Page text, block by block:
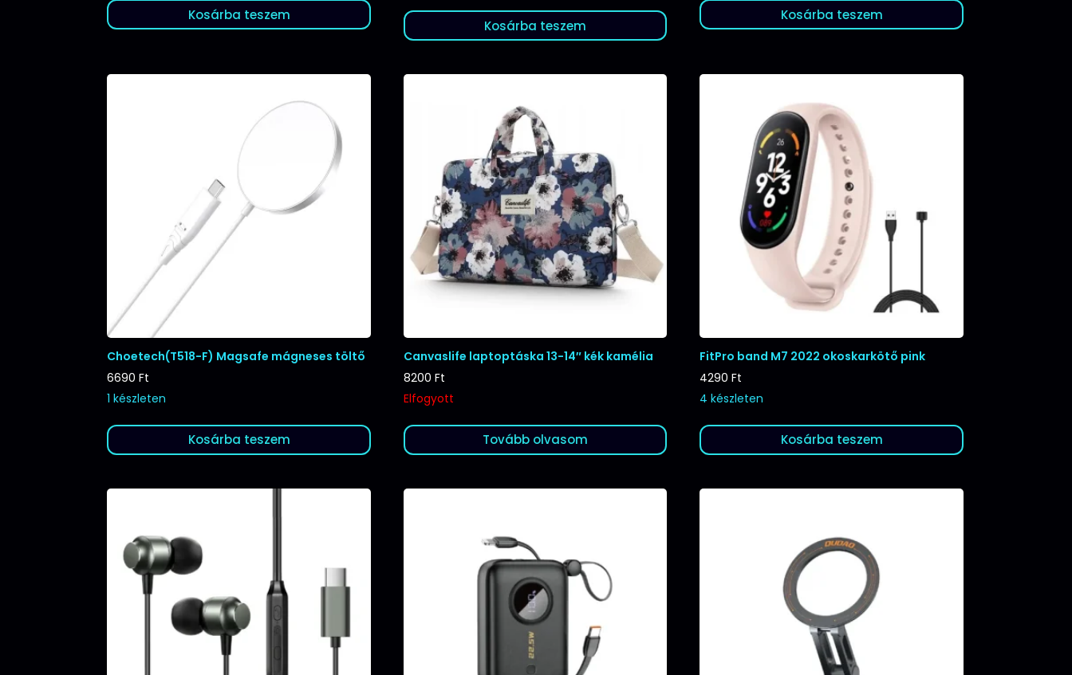
Kosárba teszem
Kosárba teszem
Kosárba teszem
Choetech(T518-F) Magsafe mágneses töltő
6690Ft
1 készleten
Kosárba teszem
Canvaslife laptoptáska 13-14″ kék kamélia
8200 Ft
Elfogyott
Tovább olvasom
FitPro band M7 2022 okoskarkötő pink
4290Ft
4 készleten
Kosárba teszem